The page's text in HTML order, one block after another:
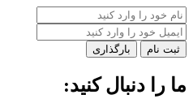
بارگذاری
ما را دنبال کنید: